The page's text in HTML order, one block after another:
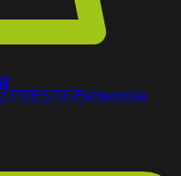
PRESTIGEenterprise